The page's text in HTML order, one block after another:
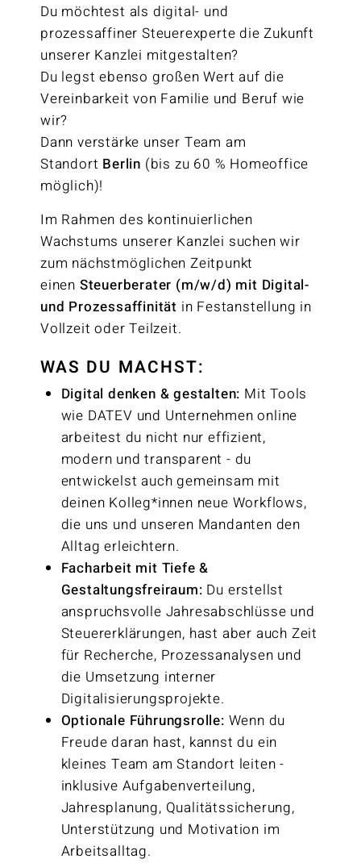
Du möchtest als digital- und
prozessaffiner Steuerexperte die Zukunft
unserer Kanzlei mitgestalten?
Du legst ebenso großen Wert auf die
Vereinbarkeit von Familie und Beruf wie
wir?
Dann verstärke unser Team am
Standort Berlin (bis zu 60 % Homeoffice
möglich)!
Im Rahmen des kontinuierlichen
Wachstums unserer Kanzlei suchen wir
zum nächstmöglichen Zeitpunkt
einen Steuerberater (m/w/d) mit Digital-
und Prozessaffinität in Festanstellung in
Vollzeit oder Teilzeit.
WAS DU MACHST:
Digital denken & gestalten: Mit Tools
wie DATEV und Unternehmen online
arbeitest du nicht nur effizient,
modern und transparent - du
entwickelst auch gemeinsam mit
deinen Kolleg*innen neue Workflows,
die uns und unseren Mandanten den
Alltag erleichtern.
Facharbeit mit Tiefe &
Gestaltungsfreiraum: Du erstellst
anspruchsvolle Jahresabschlüsse und
Steuererklärungen, hast aber auch Zeit
für Recherche, Prozessanalysen und
die Umsetzung interner
Digitalisierungsprojekte.
Optionale Führungsrolle: Wenn du
Freude daran hast, kannst du ein
kleines Team am Standort leiten -
inklusive Aufgabenverteilung,
Jahresplanung, Qualitätssicherung,
Unterstützung und Motivation im
Arbeitsalltag.